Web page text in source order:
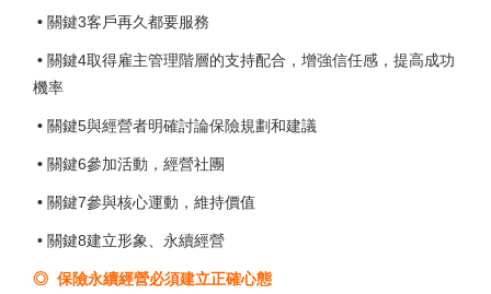
• 關鍵3客戶再久都要服務
• 關鍵4取得雇主管理階層的支持配合，增強信任感，提高成功
機率
• 關鍵5與經營者明確討論保險規劃和建議
• 關鍵6參加活動，經營社團
• 關鍵7參與核心運動，維持價值
• 關鍵8建立形象、永續經營
◎ 保險永續經營必須建立正確心態